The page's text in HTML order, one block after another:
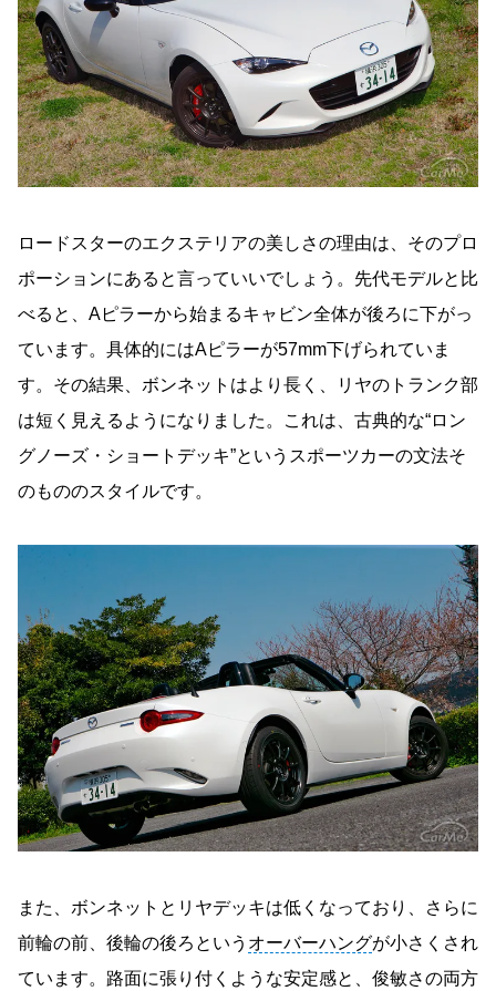
ロードスターのエクステリアの美しさの理由は、そのプロ
ポーションにあると言っていいでしょう。先代モデルと比
べると、Aピラーから始まるキャビン全体が後ろに下がっ
ています。具体的にはAピラーが57mm下げられていま
す。その結果、ボンネットはより長く、リヤのトランク部
は短く見えるようになりました。これは、古典的な“ロン
グノーズ・ショートデッキ”というスポーツカーの文法そ
のもののスタイルです。
また、ボンネットとリヤデッキは低くなっており、さらに
前輪の前、後輪の後ろという オーバーハングが小さくされ
ています。路面に張り付くような安定感と、俊敏さの両方